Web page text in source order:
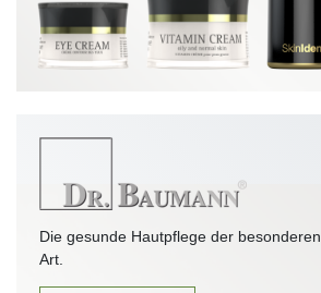
Die gesunde Hautpflege der besonderen
Art.